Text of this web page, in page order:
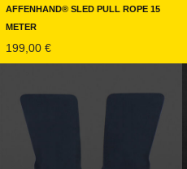
Affenhand® Sled Pull Rope 15
Meter
199,00 €